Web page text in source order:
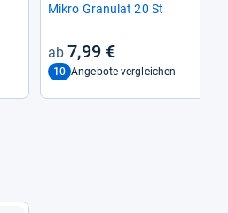
Mikro Gra­nu­lat 20 St
7,99 €
10 Angebote vergleichen